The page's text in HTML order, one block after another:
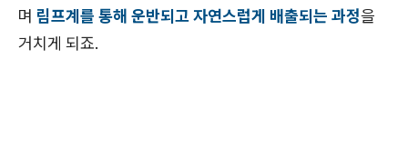
며 림프계를 통해 운반되고 자연스럽게 배출되는 과정을
거치게 되죠.